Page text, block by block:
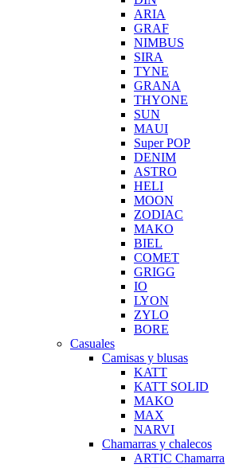
ARIA
GRAF
NIMBUS
SIRA
TYNE
GRANA
THYONE
SUN
MAUI
Super POP
DENIM
ASTRO
HELI
MOON
ZODIAC
MAKO
BIEL
COMET
GRIGG
IO
LYON
ZYLO
BORE
Casuales
Camisas y blusas
KATT
KATT SOLID
MAKO
MAX
NARVI
Chamarras y chalecos
ARTIC Chamarra